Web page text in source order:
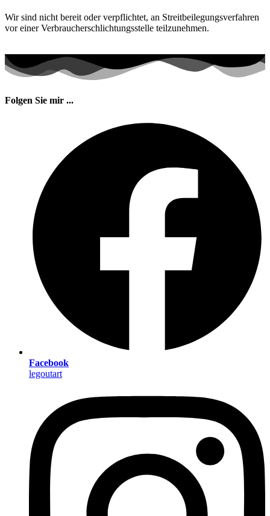
Wir sind nicht bereit oder verpflichtet, an Streitbeilegungsverfahren
vor einer Verbraucherschlichtungsstelle teilzunehmen.
Folgen Sie mir ...
Facebook
legoutart